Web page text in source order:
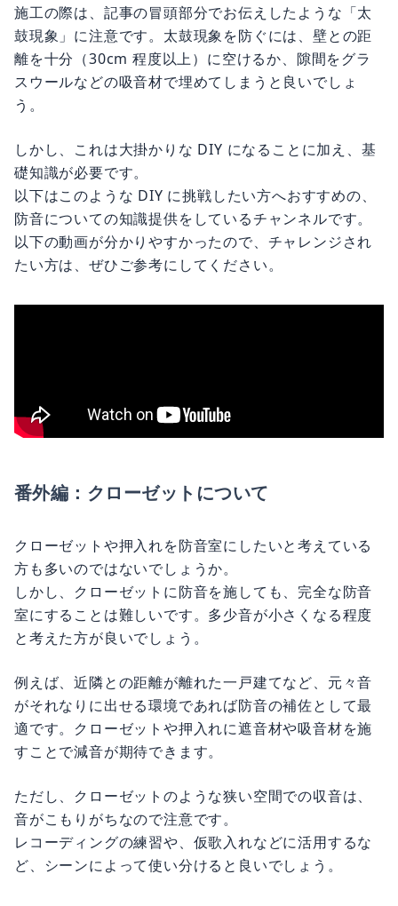
施工の際は、記事の冒頭部分でお伝えしたような「太
鼓現象」に注意です。太鼓現象を防ぐには、壁との距
離を十分（30cm 程度以上）に空けるか、隙間をグラ
スウールなどの吸音材で埋めてしまうと良いでしょ
う。
しかし、これは大掛かりな DIY になることに加え、基
礎知識が必要です。
以下はこのような DIY に挑戦したい方へおすすめの、
防音についての知識提供をしているチャンネルです。
以下の動画が分かりやすかったので、チャレンジされ
たい方は、ぜひご参考にしてください。
番外編：クローゼットについて
クローゼットや押入れを防音室にしたいと考えている
方も多いのではないでしょうか。
しかし、クローゼットに防音を施しても、完全な防音
室にすることは難しいです。多少音が小さくなる程度
と考えた方が良いでしょう。
例えば、近隣との距離が離れた一戸建てなど、元々音
がそれなりに出せる環境であれば防音の補佐として最
適です。クローゼットや押入れに遮音材や吸音材を施
すことで減音が期待できます。
ただし、クローゼットのような狭い空間での収音は、
音がこもりがちなので注意です。
レコーディングの練習や、仮歌入れなどに活用するな
ど、シーンによって使い分けると良いでしょう。